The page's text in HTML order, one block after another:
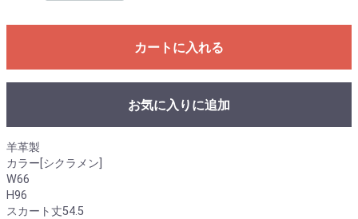
カートに入れる
お気に入りに追加
羊革製
カラー[シクラメン]
W66
H96
スカート丈54.5